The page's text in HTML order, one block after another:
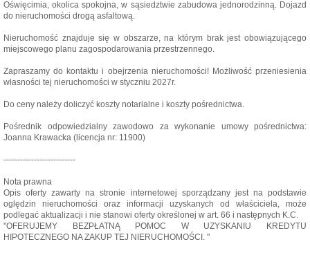
Oświęcimia, okolica spokojna, w sąsiedztwie zabudowa jednorodzinną. Dojazd
do nieruchomości drogą asfaltową.
Nieruchomość znajduje się w obszarze, na którym brak jest obowiązującego
miejscowego planu zagospodarowania przestrzennego.
Zapraszamy do kontaktu i obejrzenia nieruchomości! Możliwość przeniesienia
własności tej nieruchomości w styczniu 2027r.
Do ceny należy doliczyć koszty notarialne i koszty pośrednictwa.
Pośrednik odpowiedzialny zawodowo za wykonanie umowy pośrednictwa:
Joanna Krawacka (licencja nr: 11900)
--------------------------
Nota prawna
Opis oferty zawarty na stronie internetowej sporządzany jest na podstawie
oględzin nieruchomości oraz informacji uzyskanych od właściciela, może
podlegać aktualizacji i nie stanowi oferty określonej w art. 66 i następnych K.C.
"OFERUJEMY BEZPŁATNĄ POMOC W UZYSKANIU KREDYTU
HIPOTECZNEGO NA ZAKUP TEJ NIERUCHOMOŚCI. "